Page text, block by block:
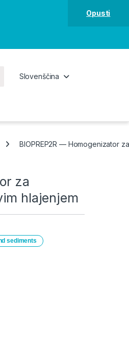
Opusti
Slovenščina
BIOPREP2R — Homogenizator
za
hlajenjem
sediments